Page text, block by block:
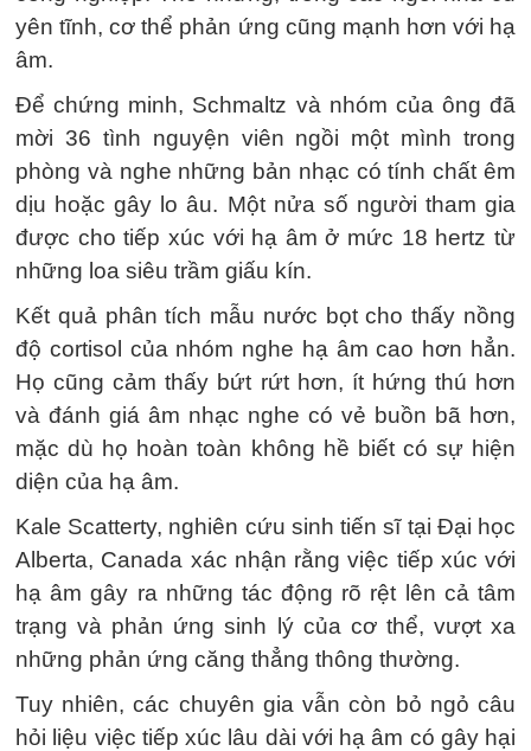
yên tĩnh, cơ thể phản ứng cũng mạnh hơn với hạ
âm.
Để chứng minh, Schmaltz và nhóm của ông đã
mời 36 tình nguyện viên ngồi một mình trong
phòng và nghe những bản nhạc có tính chất êm
dịu hoặc gây lo âu. Một nửa số người tham gia
được cho tiếp xúc với hạ âm ở mức 18 hertz từ
những loa siêu trầm giấu kín.
Kết quả phân tích mẫu nước bọt cho thấy nồng
độ cortisol của nhóm nghe hạ âm cao hơn hẳn.
Họ cũng cảm thấy bứt rứt hơn, ít hứng thú hơn
và đánh giá âm nhạc nghe có vẻ buồn bã hơn,
mặc dù họ hoàn toàn không hề biết có sự hiện
diện của hạ âm.
Kale Scatterty, nghiên cứu sinh tiến sĩ tại Đại học
Alberta, Canada xác nhận rằng việc tiếp xúc với
hạ âm gây ra những tác động rõ rệt lên cả tâm
trạng và phản ứng sinh lý của cơ thể, vượt xa
những phản ứng căng thẳng thông thường.
Tuy nhiên, các chuyên gia vẫn còn bỏ ngỏ câu
hỏi liệu việc tiếp xúc lâu dài với hạ âm có gây hại